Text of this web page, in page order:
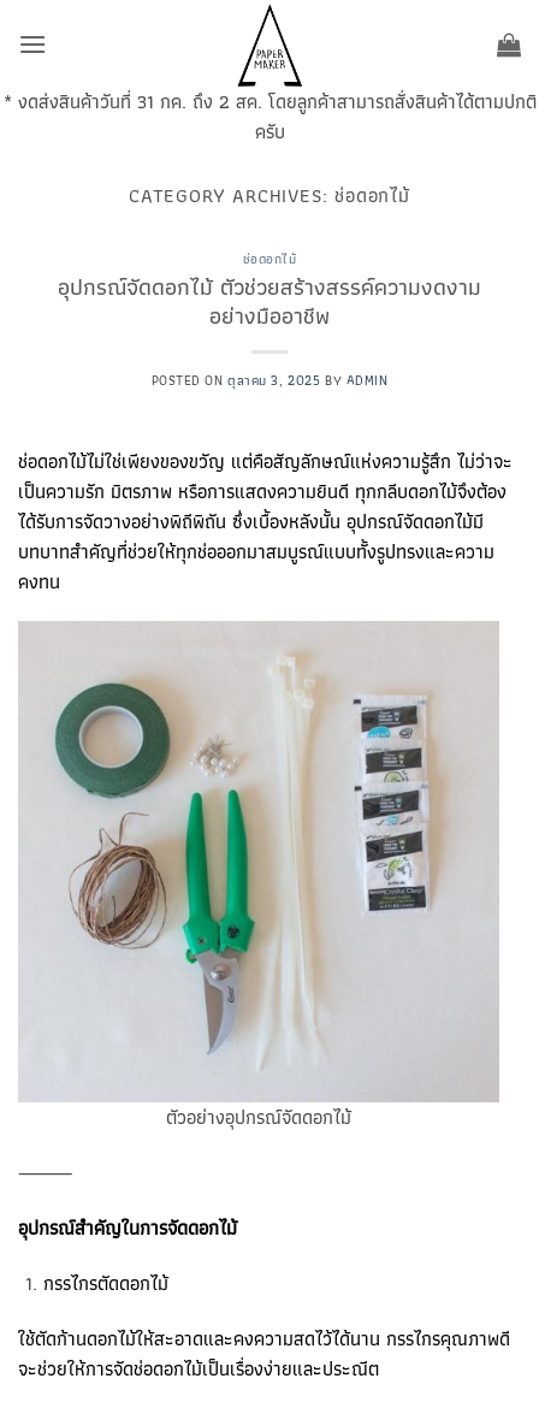
เนื้อหา
* งดส่งสินค้าวันที่ 31 กค. ถึง 2 สค. โดยลูกค้าสามารถสั่งสินค้าได้ตามปกติ
ครับ
CATEGORY ARCHIVES:ช่อดอกไม้
ช่อดอกไม้
อุปกรณ์จัดดอกไม้ ตัวช่วยสร้างสรรค์ความงดงาม
อย่างมืออาชีพ
POSTED ONตุลาคม 3, 2025 BY ADMIN
ช่อดอกไม้ไม่ใช่เพียงของขวัญ แต่คือสัญลักษณ์แห่งความรู้สึก ไม่ว่าจะ
เป็นความรัก มิตรภาพ หรือการแสดงความยินดี ทุกกลีบดอกไม้จึงต้อง
ได้รับการจัดวางอย่างพิถีพิถัน ซึ่งเบื้องหลังนั้น อุปกรณ์จัดดอกไม้มี
บทบาทสำคัญที่ช่วยให้ทุกช่อออกมาสมบูรณ์แบบทั้งรูปทรงและความ
คงทน
ตัวอย่างอุปกรณ์จัดดอกไม้
⸻
อุปกรณ์สำคัญในการจัดดอกไม้
กรรไกรตัดดอกไม้
ใช้ตัดก้านดอกไม้ให้สะอาดและคงความสดไว้ได้นาน กรรไกรคุณภาพดี
จะช่วยให้การจัดช่อดอกไม้เป็นเรื่องง่ายและประณีต